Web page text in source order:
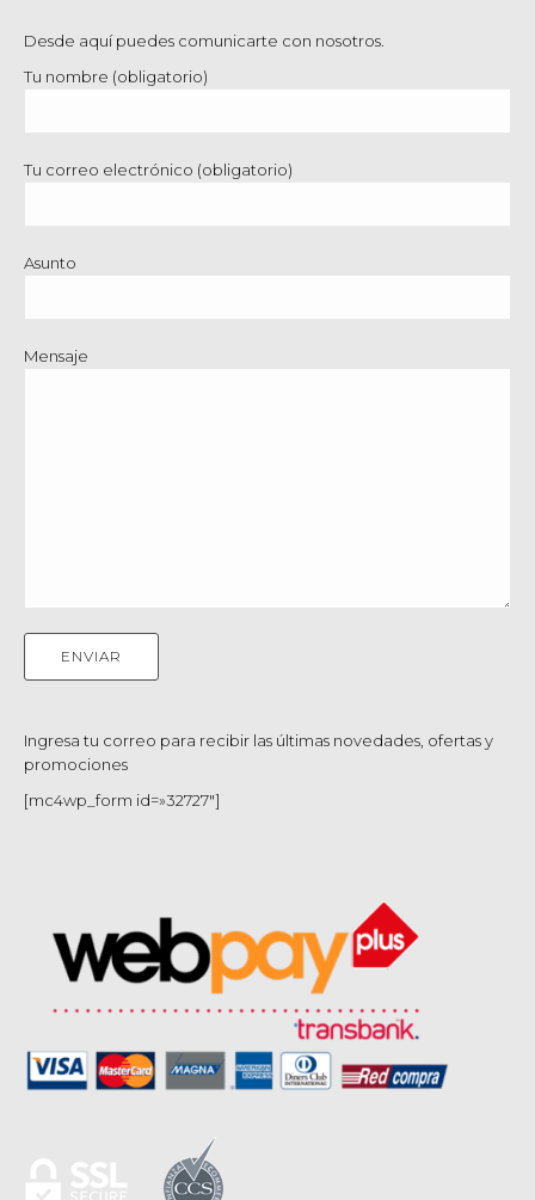
Desde aquí puedes comunicarte con nosotros.
Tu nombre (obligatorio)
Tu correo electrónico (obligatorio)
Asunto
Mensaje
Ingresa tu correo para recibir las últimas novedades, ofertas y
promociones
[mc4wp_form id=»32727″]